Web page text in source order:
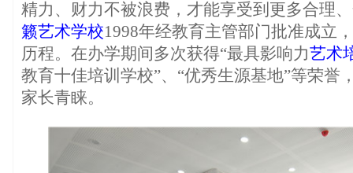
精力、财力不被浪费，才能享受到更多合理
籁艺术学校1998年经教育主管部门批准成立
历程。在办学期间多次获得“最具影响力艺术
教育十佳培训学校”、“优秀生源基地”等荣誉
家长青睐。